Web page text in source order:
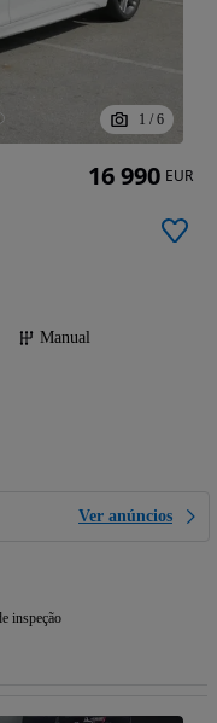
1 / 6
Manual
Ver anúncios
inspeção
16 990 EUR